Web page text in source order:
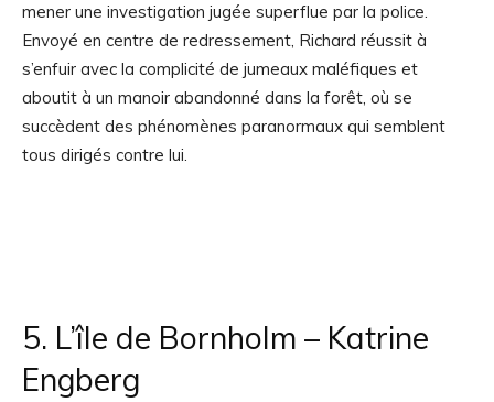
mener une investigation jugée superflue par la police.
Envoyé en centre de redressement, Richard réussit à
s’enfuir avec la complicité de jumeaux maléfiques et
aboutit à un manoir abandonné dans la forêt, où se
succèdent des phénomènes paranormaux qui semblent
tous dirigés contre lui.
5. L’île de Bornholm – Katrine
Engberg